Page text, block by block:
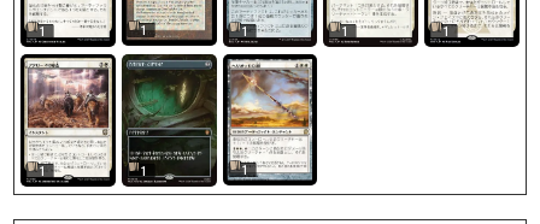
1 1 1 1 1
1 1 1